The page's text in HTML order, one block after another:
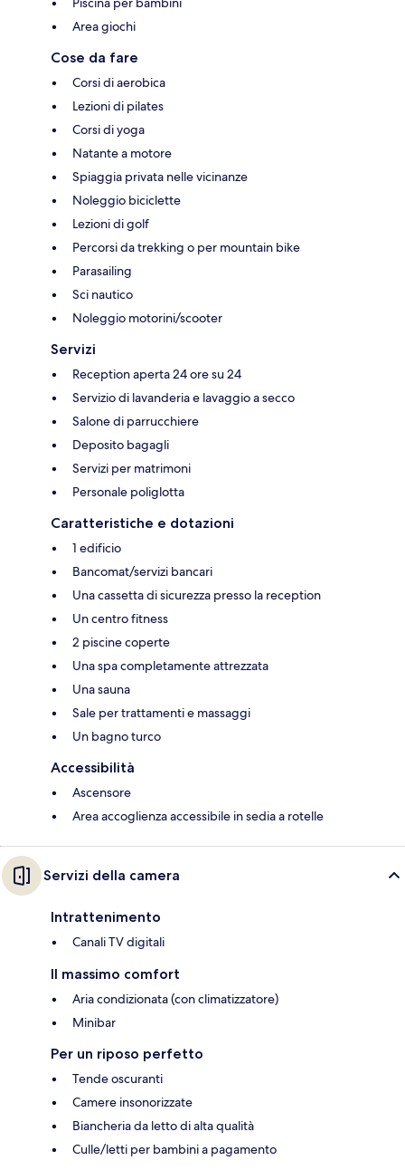
Area giochi
Cose da fare
Corsi di aerobica
Lezioni di pilates
Corsi di yoga
Natante a motore
Spiaggia privata nelle vicinanze
Noleggio biciclette
Lezioni di golf
Percorsi da trekking o per mountain bike
Parasailing
Sci nautico
Noleggio motorini/scooter
Servizi
Reception aperta 24 ore su 24
Servizio di lavanderia e lavaggio a secco
Salone di parrucchiere
Deposito bagagli
Servizi per matrimoni
Personale poliglotta
Caratteristiche e dotazioni
1 edificio
Bancomat/servizi bancari
Una cassetta di sicurezza presso la reception
Un centro fitness
2 piscine coperte
Una spa completamente attrezzata
Una sauna
Sale per trattamenti e massaggi
Un bagno turco
Accessibilità
Ascensore
Area accoglienza accessibile in sedia a rotelle
Servizi della camera
Intrattenimento
Canali TV digitali
Il massimo comfort
Aria condizionata (con climatizzatore)
Minibar
Per un riposo perfetto
Tende oscuranti
Camere insonorizzate
Biancheria da letto di alta qualità
Culle/letti per bambini a pagamento